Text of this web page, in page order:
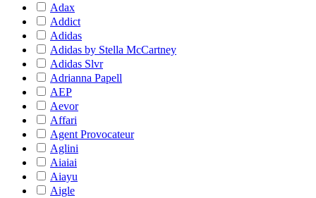
Adax
Addict
Adidas
Adidas by Stella McCartney
Adidas Slvr
Adrianna Papell
AEP
Aevor
Affari
Agent Provocateur
Aglini
Aiaiai
Aiayu
Aigle